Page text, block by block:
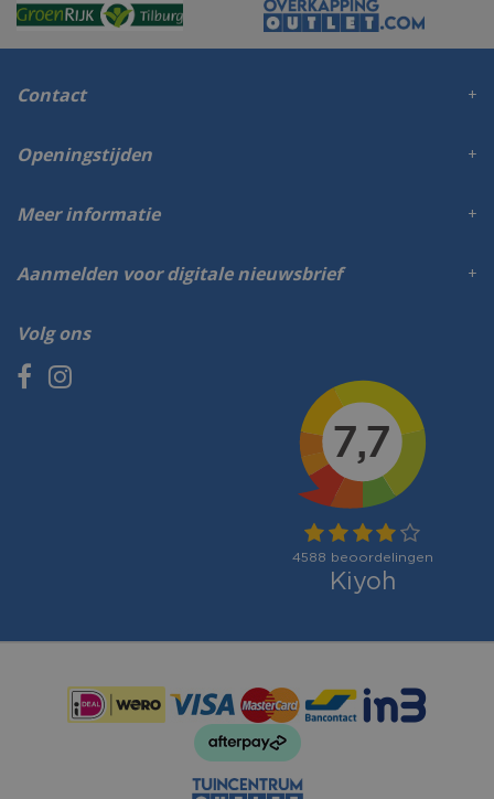
Contact
Volg ons
Openingstijden
Meer informatie
Aanmelden voor digitale nieuwsbrief